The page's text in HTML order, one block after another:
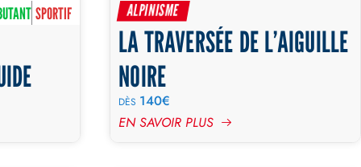
SPORTIF
JOURNÉE
ALPINISME
LA TRAVERSÉE DE L’AIGUILLE
NOIRE
DÈS 140€
EN SAVOIR PLUS